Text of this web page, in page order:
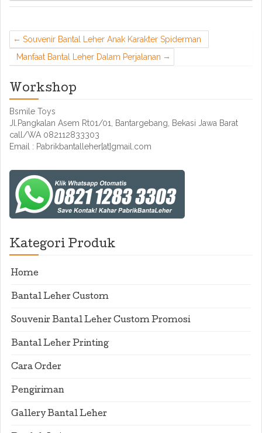
Souvenir Bantal Leher Anak Karakter Spiderman
Manfaat Bantal Leher Dalam Perjalanan
Workshop
Bsmile Toys
Jl.Pangkalan Asem Rt01/01, Bantargebang, Bekasi Jawa Barat
call/WA 082112833303
Email : Pabrikbantalleher[at]gmail.com
Kategori Produk
Home
Bantal Leher Custom
Souvenir Bantal Leher Custom Promosi
Bantal Leher Printing
Cara Order
Pengiriman
Gallery Bantal Leher